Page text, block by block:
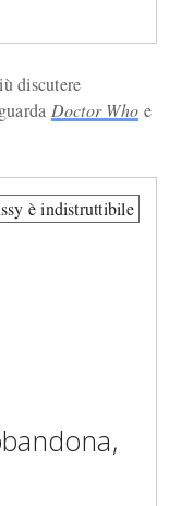
discutere
Doctor Who e